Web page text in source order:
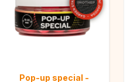
Pop-up special -